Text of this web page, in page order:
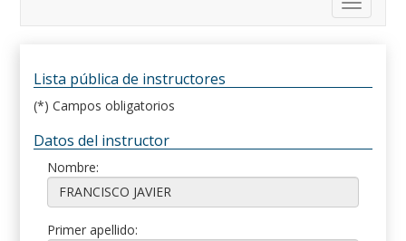
Lista pública de instructores
(*) Campos obligatorios
Datos del instructor
Nombre:
Primer apellido: